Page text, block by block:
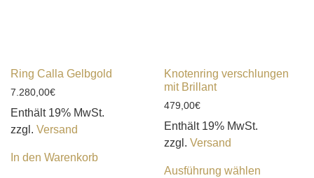
Ring Calla Gelbgold
7.280,00€
Enthält 19% MwSt.
zzgl. Versand
In den Warenkorb
Knotenring verschlungen
mit Brillant
479,00€
Enthält 19% MwSt.
zzgl. Versand
Ausführung wählen